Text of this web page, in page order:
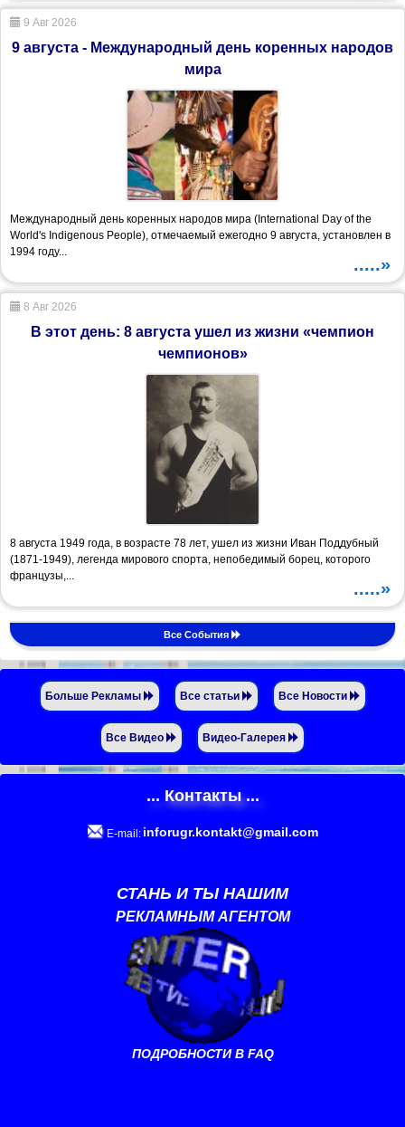
9 Авг 2026
9 августа - Международный день коренных народов
мира
Международный день коренных народов мира (International Day of the
World's Indigenous People), отмечаемый ежегодно 9 августа, установлен в
1994 году...
.....»
8 Авг 2026
В этот день: 8 августа ушел из жизни «чемпион
чемпионов»
8 августа 1949 года, в возрасте 78 лет, ушел из жизни Иван Поддубный
(1871-1949), легенда мирового спорта, непобедимый борец, которого
французы,...
.....»
Все События
Больше Рекламы Все статьи Все Новости
Все Видео Видео-Галерея
... Контакты ...
E-mail: inforugr.kontakt@gmail.com
СТАНЬ И ТЫ НАШИМ
РЕКЛАМНЫМ АГЕНТОМ
ПОДРОБНОСТИ В FAQ